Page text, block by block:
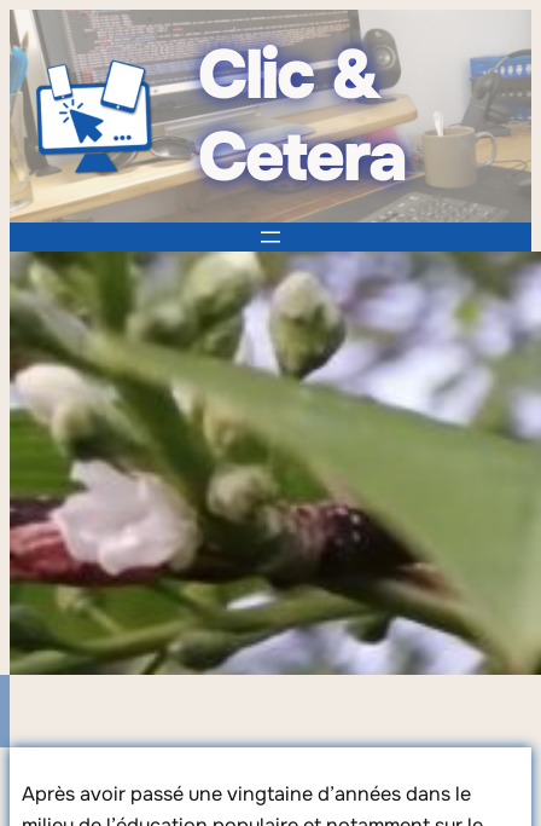
Clic &
Cetera
Après avoir passé une vingtaine d’années dans le